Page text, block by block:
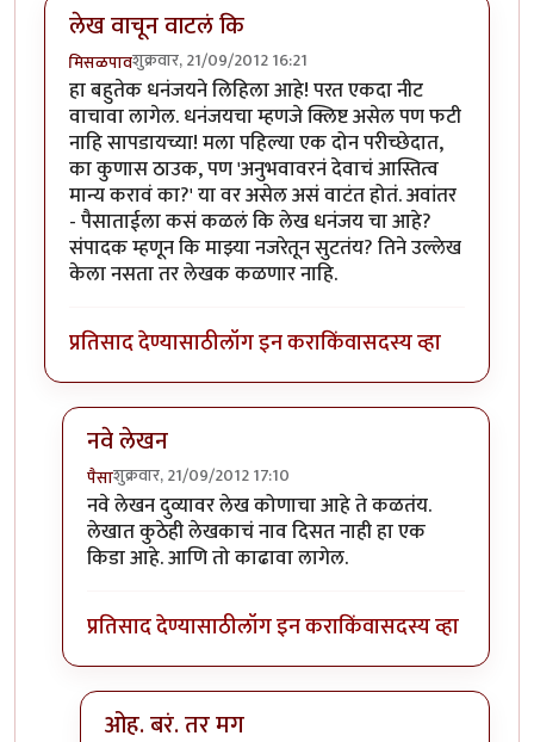
लेख वाचून वाटलं कि
मिसळपावशुक्रवार, 21/09/2012 16:21
हा बहुतेक धनंजयने लिहिला आहे! परत एकदा नीट
वाचावा लागेल. धनंजयचा म्हणजे क्लिष्ट असेल पण फटी
नाहि सापडायच्या! मला पहिल्या एक दोन परीच्छेदात,
का कुणास ठाउक, पण 'अनुभवावरनं देवाचं आस्तित्व
मान्य करावं का?' या वर असेल असं वाटंत होतं. अवांतर
- पैसाताईला कसं कळलं कि लेख धनंजय चा आहे?
संपादक म्हणून कि माझ्या नजरेतून सुटतंय? तिने उल्लेख
केला नसता तर लेखक कळणार नाहि.
प्रतिसाद देण्यासाठीलॉग इन कराकिंवासदस्य व्हा
नवे लेखन
पैसाशुक्रवार, 21/09/2012 17:10
In reply toलेख वाचून वाटलं किbyमिसळपाव
नवे लेखन दुव्यावर लेख कोणाचा आहे ते कळतंय.
लेखात कुठेही लेखकाचं नाव दिसत नाही हा एक
किडा आहे. आणि तो काढावा लागेल.
प्रतिसाद देण्यासाठीलॉग इन कराकिंवासदस्य व्हा
ओह. बरं. तर मग